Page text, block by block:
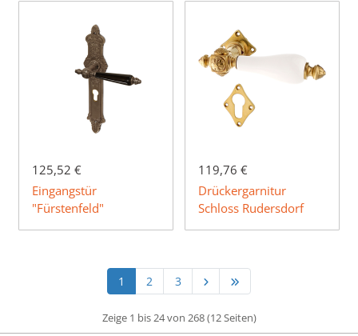
125,52 €
Eingangstür
"Fürstenfeld"
119,76 €
Drückergarnitur
Schloss Rudersdorf
1 2 3
Zeige 1 bis 24 von 268 (12 Seiten)